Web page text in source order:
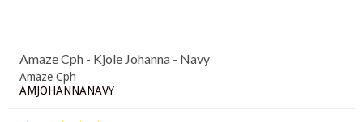
Amaze Cph - Kjole Johanna - Navy
Amaze Cph
AMJOHANNANAVY